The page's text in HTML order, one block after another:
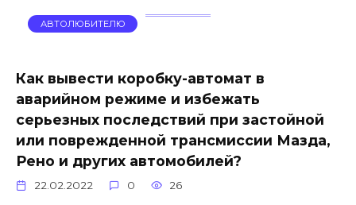
АВТОЛЮБИТЕЛЮ
Как вывести коробку-автомат в
аварийном режиме и избежать
серьезных последствий при застойной
или поврежденной трансмиссии Мазда,
Рено и других автомобилей?
22.02.2022 0 26